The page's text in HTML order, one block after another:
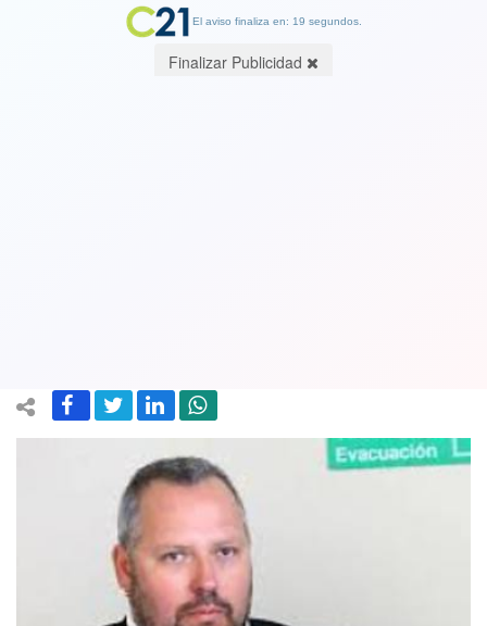
El aviso finaliza en: 19 segundos.
Finalizar Publicidad